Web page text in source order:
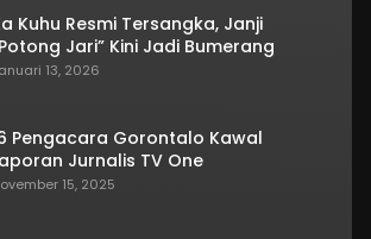
Kuhu Resmi Tersangka, Janji
Jari” Kini Jadi Bumerang
13, 2026
Pengacara Gorontalo Kawal
Jurnalis TV One
15, 2025